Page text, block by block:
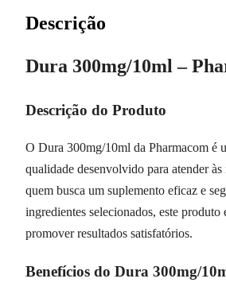
Descrição
Dura 300mg/10ml –
Descrição do Produto
O Dura 300mg/10ml da Pharmacom é
qualidade desenvolvido para atender às
quem busca um suplemento eficaz e
ingredientes selecionados, este produto
promover resultados satisfatórios.
Benefícios do Dura 300mg/